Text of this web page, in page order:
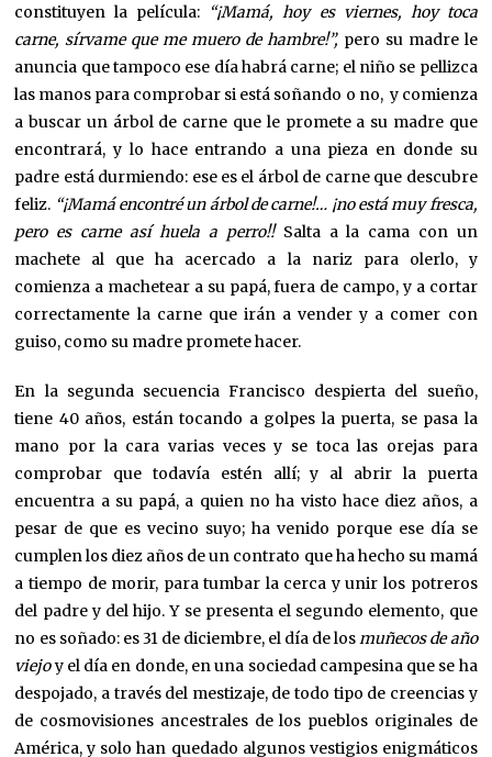
constituyen la película:
“¡Mamá, hoy es viernes, hoy toca
carne, sírvame que me muero de hambre!”, pero su madre le
anuncia que tampoco ese día habrá carne; el niño se pellizca
las manos para comprobar si está soñando o no, y comienza
a buscar un árbol de carne que le promete a su madre que
encontrará, y lo hace entrando a una pieza en donde su
padre está durmiendo: ese es el árbol de carne que descubre
feliz. “¡Mamá encontré un árbol de carne!… ¡no está muy fresca,
pero es carne así huela a perro!!Salta a la cama con un
machete al que ha acercado a la nariz para olerlo, y
comienza a machetear a su papá, fuera de campo, y a cortar
correctamente la carne que irán a vender y a comer con
guiso, como su madre promete hacer.
En la segunda secuencia Francisco despierta del sueño,
tiene 40 años, están tocando a golpes la puerta, se pasa la
mano por la cara varias veces y se toca las orejas para
comprobar que todavía estén allí; y al abrir la puerta
encuentra a su papá, a quien no ha visto hace diez años, a
pesar de que es vecino suyo; ha venido porque ese día se
cumplen los diez años de un contrato que ha hecho su mamá
a tiempo de morir, para tumbar la cerca y unir los potreros
del padre y del hijo. Y se presenta el segundo elemento, que
no es soñado: es 31 de diciembre, el día de los muñecos de año
viejoy el día en donde, en una sociedad campesina que se ha
despojado, a través del mestizaje, de todo tipo de creencias y
de cosmovisiones ancestrales de los pueblos originales de
América, y solo han quedado algunos vestigios enigmáticos